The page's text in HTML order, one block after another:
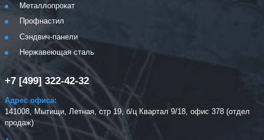
Металлопрокат
Профнастил
Сэндвич-панели
Нержавеющая сталь
+7 [499] 322-42-32
Адрес офиса:
141008, Мытищи, Летная, стр 19, б/ц Квартал 9/18, офис 378 (отдел
продаж)